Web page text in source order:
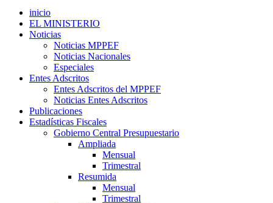
inicio
EL MINISTERIO
Noticias
Noticias MPPEF
Noticias Nacionales
Especiales
Entes Adscritos
Entes Adscritos del MPPEF
Noticias Entes Adscritos
Publicaciones
Estadísticas Fiscales
Gobierno Central Presupuestario
Ampliada
Mensual
Trimestral
Resumida
Mensual
Trimestral